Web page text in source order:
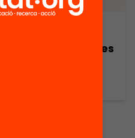
educatives